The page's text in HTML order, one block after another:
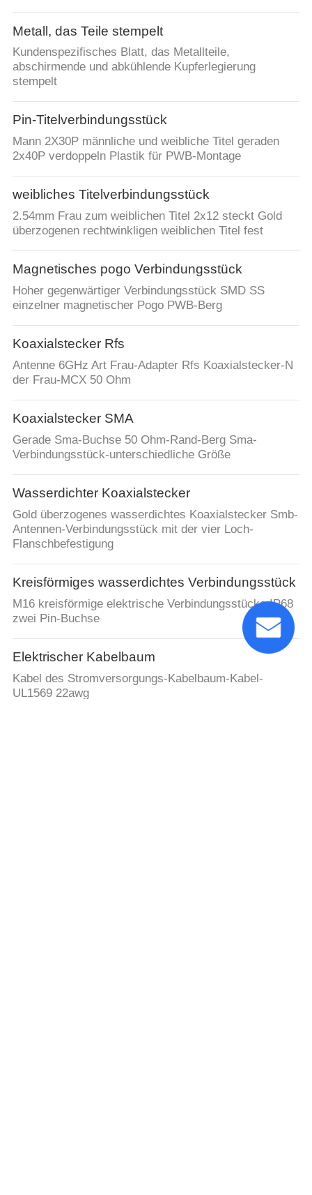
Metall, das Teile stempelt
Kundenspezifisches Blatt, das Metallteile,
abschirmende und abkühlende Kupferlegierung
stempelt
Pin-Titelverbindungsstück
Mann 2X30P männliche und weibliche Titel geraden
2x40P verdoppeln Plastik für PWB-Montage
weibliches Titelverbindungsstück
2.54mm Frau zum weiblichen Titel 2x12 steckt Gold
überzogenen rechtwinkligen weiblichen Titel fest
Magnetisches pogo Verbindungsstück
Hoher gegenwärtiger Verbindungsstück SMD SS
einzelner magnetischer Pogo PWB-Berg
Koaxialstecker Rfs
Antenne 6GHz Art Frau-Adapter Rfs Koaxialstecker-N
der Frau-MCX 50 Ohm
Koaxialstecker SMA
Gerade Sma-Buchse 50 Ohm-Rand-Berg Sma-
Verbindungsstück-unterschiedliche Größe
Wasserdichter Koaxialstecker
Gold überzogenes wasserdichtes Koaxialstecker Smb-
Antennen-Verbindungsstück mit der vier Loch-
Flanschbefestigung
Kreisförmiges wasserdichtes Verbindungsstück
M16 kreisförmige elektrische Verbindungsstücke IP68
zwei Pin-Buchse
Elektrischer Kabelbaum
Kabel des Stromversorgungs-Kabelbaum-Kabel-
UL1569 22awg